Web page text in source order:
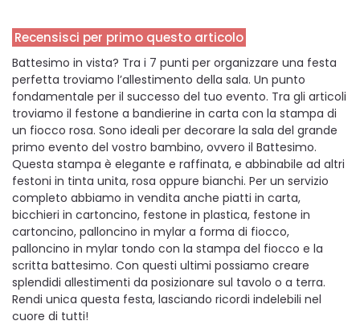
Recensisci per primo questo articolo
Battesimo in vista? Tra i 7 punti per organizzare una festa
perfetta troviamo l’allestimento della sala. Un punto
fondamentale per il successo del tuo evento. Tra gli articoli
troviamo il festone a bandierine in carta con la stampa di
un fiocco rosa. Sono ideali per decorare la sala del grande
primo evento del vostro bambino, ovvero il Battesimo.
Questa stampa è elegante e raffinata, e abbinabile ad altri
festoni in tinta unita, rosa oppure bianchi. Per un servizio
completo abbiamo in vendita anche piatti in carta,
bicchieri in cartoncino, festone in plastica, festone in
cartoncino, palloncino in mylar a forma di fiocco,
palloncino in mylar tondo con la stampa del fiocco e la
scritta battesimo. Con questi ultimi possiamo creare
splendidi allestimenti da posizionare sul tavolo o a terra.
Rendi unica questa festa, lasciando ricordi indelebili nel
cuore di tutti!